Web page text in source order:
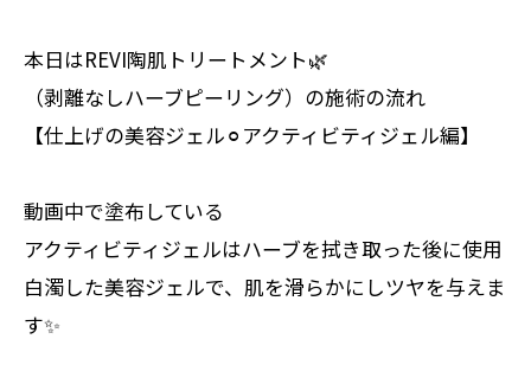
本日はREVI陶肌トリートメント🌿
（剥離なしハーブピーリング）の施術の流れ
【仕上げの美容ジェル⚪︎アクティビティジェル編】
動画中で塗布している
アクティビティジェルはハーブを拭き取った後に使用
白濁した美容ジェルで、肌を滑らかにしツヤを与えま
す✨